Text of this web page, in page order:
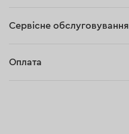
Сервісне обслуговування
Оплата